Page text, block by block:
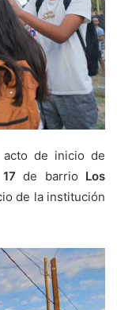
de inicio de
de barrio Los
de la institución